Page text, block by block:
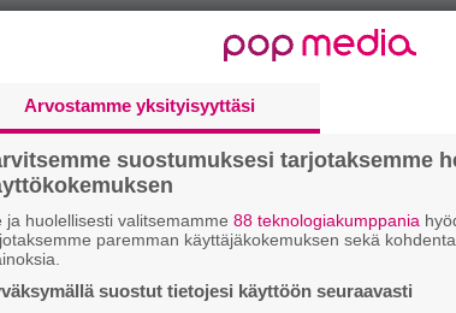
Arvostamme yksityisyyttäsi
suostumuksesi tarjotaksemme
ja huolellisesti valitsemamme 88 teknologiakumppania
paremman käyttäjäkokemuksen sekä
suostut tietojesi käyttöön seuraavasti